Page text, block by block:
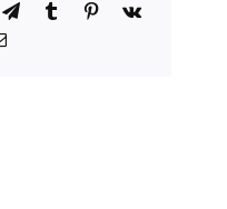
TelegramTumblr Pinterest
Vk
Email